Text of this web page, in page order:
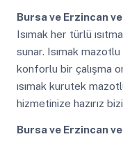
Bursa ve Erzincan
Isımak her türlü
sunar. Isımak mazotlu
konforlu bir çalışma
ısımak kurutek
hizmetinize hazırız bizi
Bursa ve Erzincan